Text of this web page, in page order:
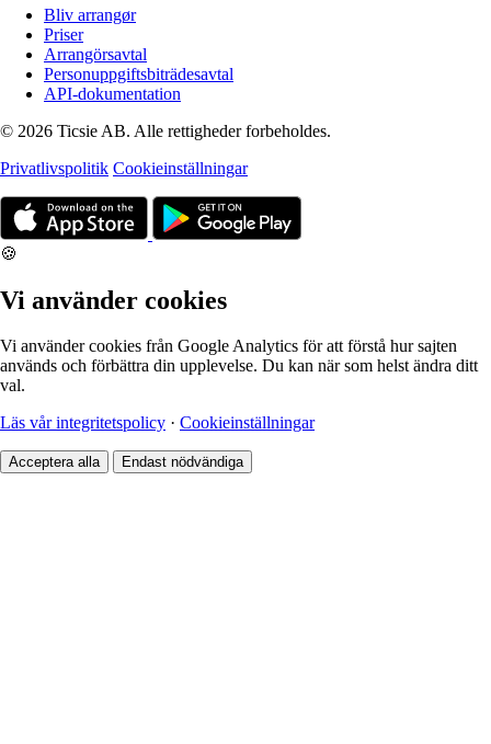
Bliv arrangør
Priser
Arrangörsavtal
Personuppgiftsbiträdesavtal
API-dokumentation
© 2026 Ticsie AB. Alle rettigheder forbeholdes.
Privatlivspolitik Cookieinställningar
🍪
Vi använder cookies
Vi använder cookies från Google Analytics för att förstå hur sajten
används och förbättra din upplevelse. Du kan när som helst ändra ditt
val.
Läs vår integritetspolicy · Cookieinställningar
Acceptera alla Endast nödvändiga